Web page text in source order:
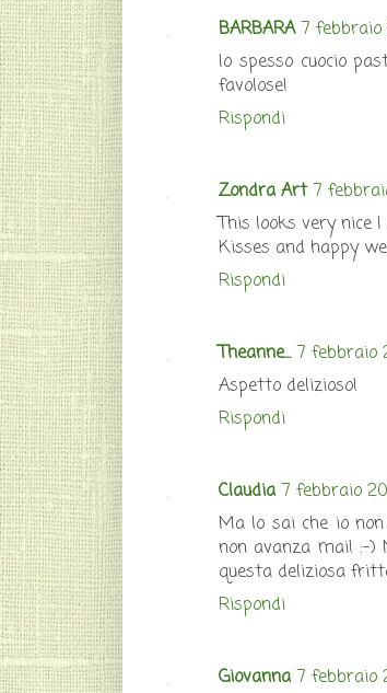
BARBARA 7 febbraio
Io spesso cuocio
favolose!
Rispondi
Zondra Art 7
This looks very nice
Kisses and happy
Rispondi
Theanne... 7 febbraio
Aspetto delizioso!
Rispondi
Claudia 7 febbraio
Ma lo sai che io
non avanza mai! :-)
questa deliziosa
Rispondi
Giovanna 7 febbraio